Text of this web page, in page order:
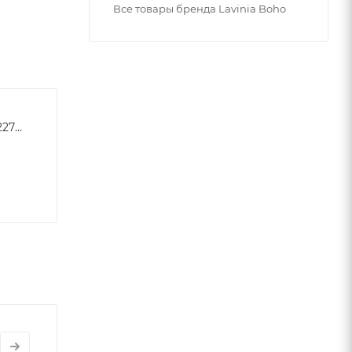
6344ac9194f0d3a851d30227b9ddda42
Все товары бренда Lavinia Boho